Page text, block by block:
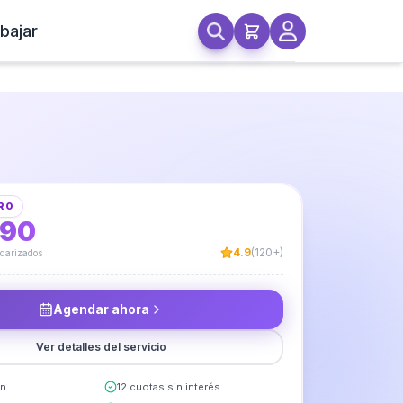
4.9(120+)
Agendar ahora
Ver detalles del servicio
12 cuotas sin interés